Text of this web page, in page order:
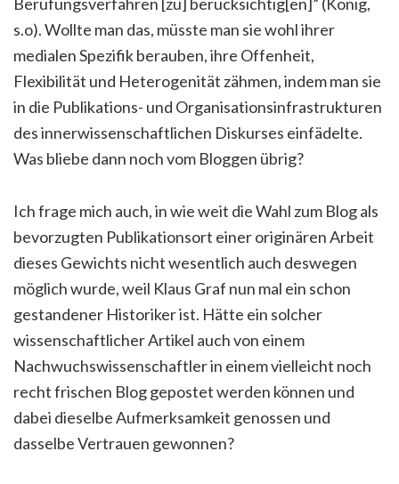
s.o). Wollte man das, müsste man sie wohl ihrer
medialen Spezifik berauben, ihre Offenheit,
Flexibilität und Heterogenität zähmen, indem man sie
in die Publikations- und Organisationsinfrastrukturen
des innerwissenschaftlichen Diskurses einfädelte.
Was bliebe dann noch vom Bloggen übrig?
Ich frage mich auch, in wie weit die Wahl zum Blog als
bevorzugten Publikationsort einer originären Arbeit
dieses Gewichts nicht wesentlich auch deswegen
möglich wurde, weil Klaus Graf nun mal ein schon
gestandener Historiker ist. Hätte ein solcher
wissenschaftlicher Artikel auch von einem
Nachwuchswissenschaftler in einem vielleicht noch
recht frischen Blog gepostet werden können und
dabei dieselbe Aufmerksamkeit genossen und
dasselbe Vertrauen gewonnen?